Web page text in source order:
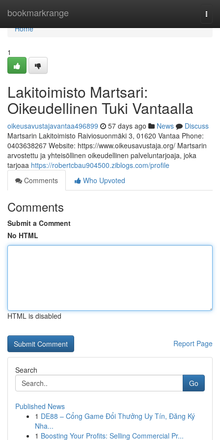
bookmarkrange
Home
Home
1
Lakitoimisto Martsari:
Oikeudellinen Tuki Vantaalla
oikeusavustajavantaa496899 57 days ago News
Discuss
Martsarin Lakitoimisto Raiviosuonmäki 3, 01620 Vantaa Phone:
0403638267 Website: https://www.oikeusavustaja.org/ Martsarin
arvostettu ja yhteisöllinen oikeudellinen palveluntarjoaja, joka
tarjoaa https://robertcbau904500.ziblogs.com/profile
Comments
Who Upvoted
Comments
Submit a Comment
No HTML
HTML is disabled
Report Page
Search
Go
Published News
1 DE88 – Cổng Game Đổi Thưởng Uy Tín, Đăng Ký
Nha...
1 Boosting Your Profits: Selling Commercial Pr...